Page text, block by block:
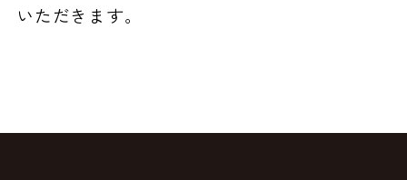
いただきます。